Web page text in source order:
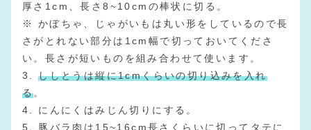
厚さ1cm、長さ8~10cmの棒状に切る。
※ かぼちゃ、じゃがいもは丸い形をしているので長
さがとれない部分は1cm幅で切っておいてくださ
い。長さが短いものを組み合わせて使います。
3.ししとうは縦に1cmくらいの切り込みを入れ
る。
4. にんにくはみじん切りにする。
5. 豚バラ肉は15~16cm長さくらいに切ってタテに